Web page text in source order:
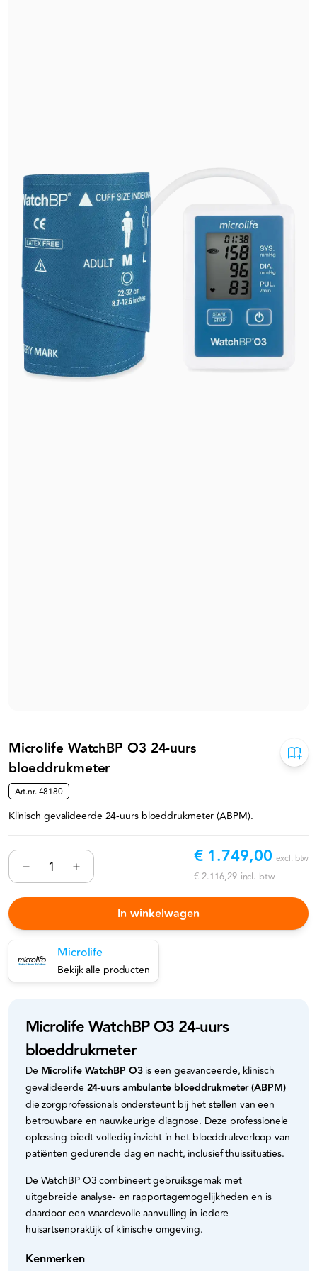
Microlife WatchBP O3 24-uurs
bloeddrukmeter
Art.nr.48180
Klinisch gevalideerde 24-uurs bloeddrukmeter (ABPM).
€ 1.749,00 excl. btw
€ 2.116,29 incl. btw
In winkelwagen
Microlife
Bekijk alle producten
Microlife WatchBP O3 24-uurs
bloeddrukmeter
De Microlife WatchBP O3is een geavanceerde, klinisch
gevalideerde 24-uurs ambulante bloeddrukmeter (ABPM)
die zorgprofessionals ondersteunt bij het stellen van een
betrouwbare en nauwkeurige diagnose. Deze professionele
oplossing biedt volledig inzicht in het bloeddrukverloop van
patiënten gedurende dag en nacht, inclusief thuissituaties.
De WatchBP O3 combineert gebruiksgemak met
uitgebreide analyse- en rapportagemogelijkheden en is
daardoor een waardevolle aanvulling in iedere
huisartsenpraktijk of klinische omgeving.
Kenmerken